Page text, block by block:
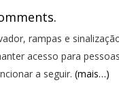
rampas e
acesso para
a seguir. (mais…)